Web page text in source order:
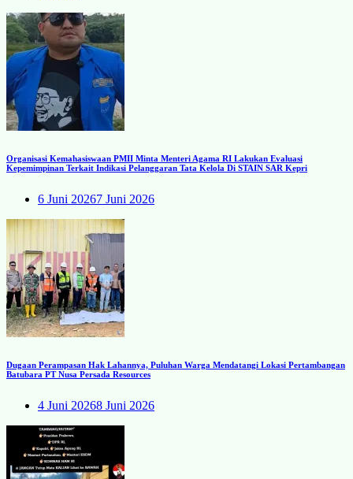
Organisasi Kemahasiswaan PMII Minta Menteri Agama RI Lakukan Evaluasi
Kepemimpinan Terkait Indikasi Pelanggaran Tata Kelola Di STAIN SAR Kepri
6 Juni 20267 Juni 2026
Dugaan Perampasan Hak Lahannya, Puluhan Warga Mendatangi Lokasi Pertambangan
Batubara PT Nusa Persada Resources
4 Juni 20268 Juni 2026